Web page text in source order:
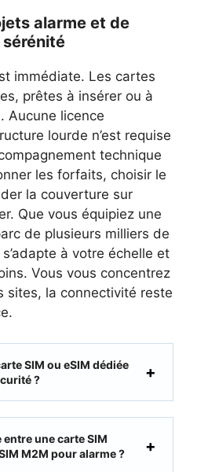
alarme et de
immédiate. Les cartes
prêtes à insérer ou à
Aucune licence
lourde n’est requise
technique
les forfaits, choisir le
la couverture sur
Que vous équipiez une
de plusieurs milliers de
à votre échelle et
Vous vous concentrez
sites, la connectivité reste
SIM ou eSIM dédiée
?
une carte SIM
M2M pour alarme ?